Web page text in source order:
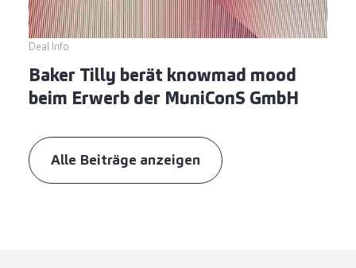
Deal Info
Baker Tilly berät knowmad mood
beim Erwerb der MuniConS GmbH
Alle Beiträge anzeigen